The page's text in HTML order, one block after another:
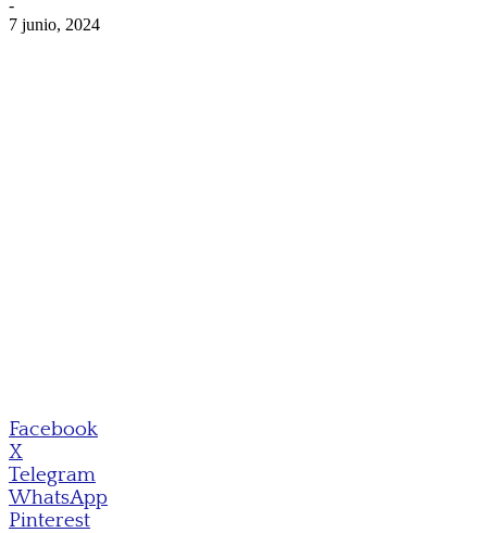
-
7 junio, 2024
Facebook
X
Telegram
WhatsApp
Pinterest